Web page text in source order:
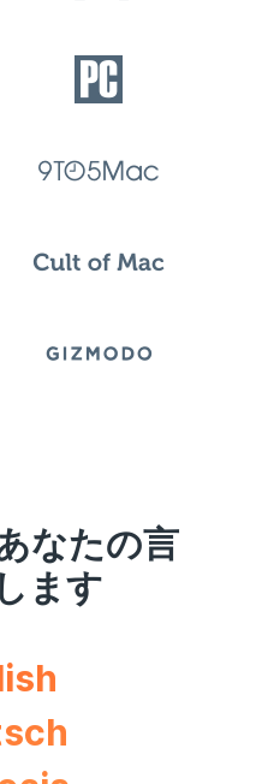
なたの言
ます